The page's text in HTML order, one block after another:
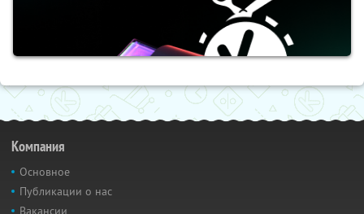
Компания
Основное
Публикации о нас
Вакансии